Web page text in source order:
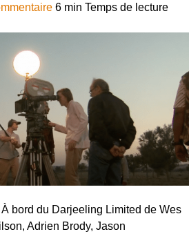
6 min Temps de lecture
bord du Darjeeling Limited de Wes
Adrien Brody, Jason